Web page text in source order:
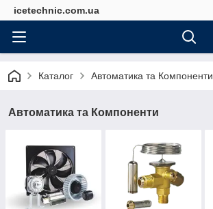
icetechnic.com.ua
Каталог Автоматика та Компоненти
Автоматика та Компоненти